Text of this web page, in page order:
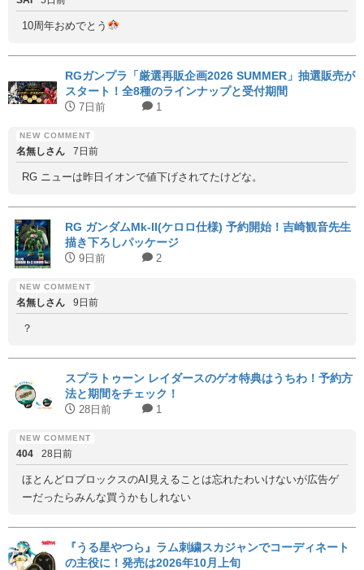
10周年おめでとう
RGガンプラ「厳選再販企画2026 SUMMER」抽選販売が
スタート！全8種のラインナップと受付期間
7日前 1
名無しさん 7日前
RG ニューは昨日イオンで値下げされてたけどな。
RG ガンダムMk-II(ケロロ仕様) 予約開始！吉崎観音先生
描き下ろしパッケージ
9日前 2
名無しさん 9日前
？
スプラトゥーン レイダースのゲオ特典はうちわ！予約方
法と期間をチェック！
28日前 1
404 28日前
ほとんどロブロックスのAI見えることは忘れたわいけないが広告ゲ
ーだったらみんな買うかもしれない
『うる星やつら』ラム刺繍スカジャンでコーディネート
の主役に！発売は2026年10月上旬